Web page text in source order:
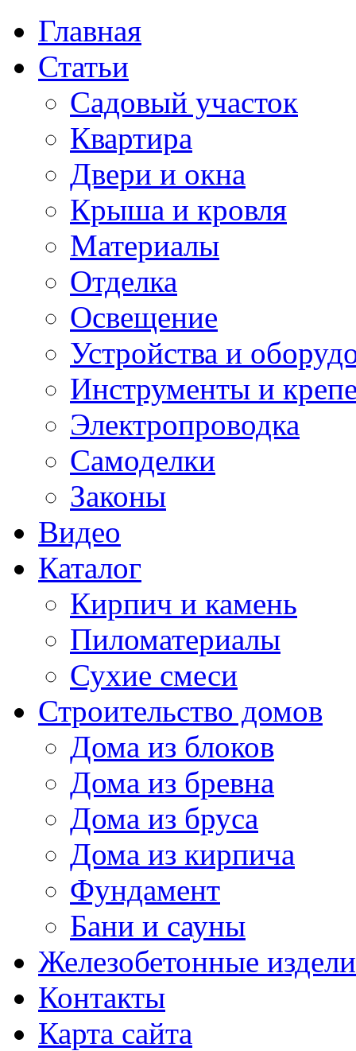
Главная
Статьи
Садовый участок
Квартира
Двери и окна
Крыша и кровля
Материалы
Отделка
Освещение
Устройства и
Инструменты и
Электропроводка
Самоделки
Законы
Видео
Каталог
Кирпич и камень
Пиломатериалы
Сухие смеси
Строительство домов
Дома из блоков
Дома из бревна
Дома из бруса
Дома из кирпича
Фундамент
Бани и сауны
Железобетонные
Контакты
Карта сайта